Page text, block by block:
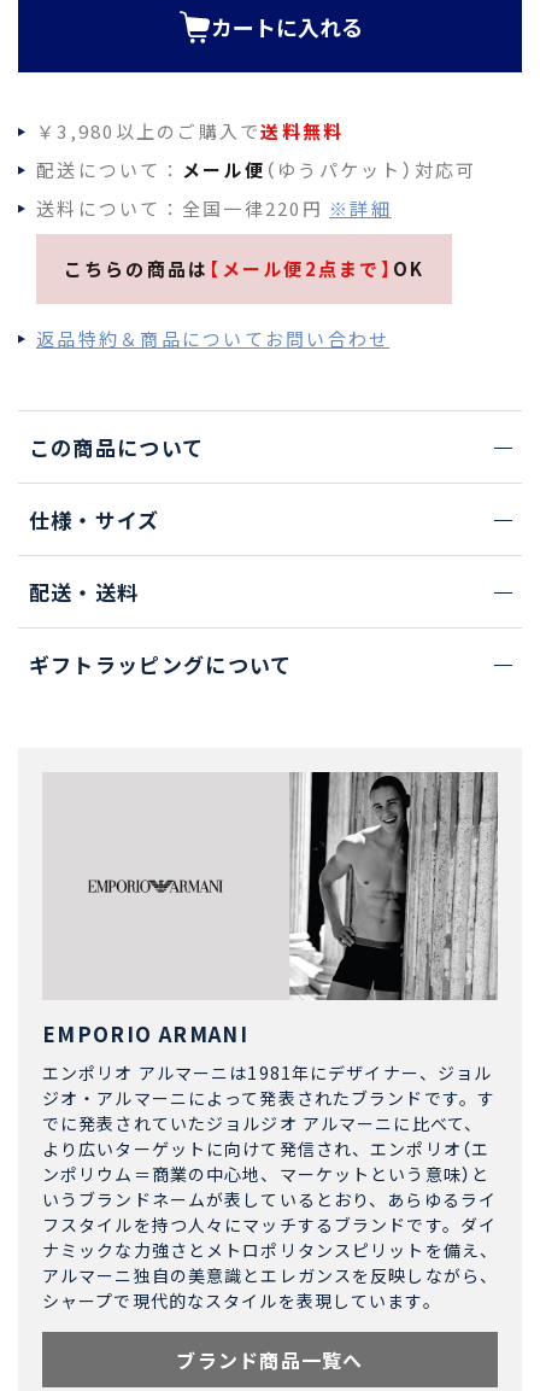
カートに入れる
￥3,980以上のご購入で送料無料
配送について： メール便 （ゆうパケット）対応可
送料について：全国一律220円 ※詳細
こちらの商品は 【メール便2点まで】 OK
返品特約＆商品についてお問い合わせ
この商品について
仕様・サイズ
配送・送料
ギフトラッピングについて
EMPORIO ARMANI
エンポリオ アルマーニは1981年にデザイナー、ジョル
ジオ・アルマーニによって発表されたブランドです。す
でに発表されていたジョルジオ アルマーニに比べて、
より広いターゲットに向けて発信され、エンポリオ（エ
ンポリウム＝商業の中心地、マーケットという意味）と
いうブランドネームが表しているとおり、あらゆるライ
フスタイルを持つ人々にマッチするブランドです。ダイ
ナミックな力強さとメトロポリタンスピリットを備え、
アルマーニ独自の美意識とエレガンスを反映しながら、
シャープで現代的なスタイルを表現しています。
ブランド商品一覧へ